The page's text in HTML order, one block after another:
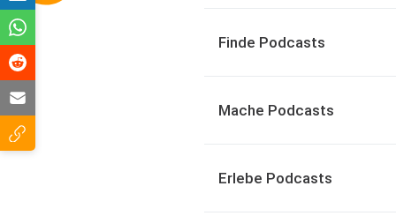
Finde Podcasts
Mache Podcasts
Erlebe Podcasts